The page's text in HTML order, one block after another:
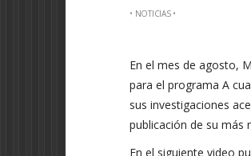
• NOTICIAS•
En el mes de agosto,
para el programa A
sus investigaciones
publicación de su más
En el siguiente video